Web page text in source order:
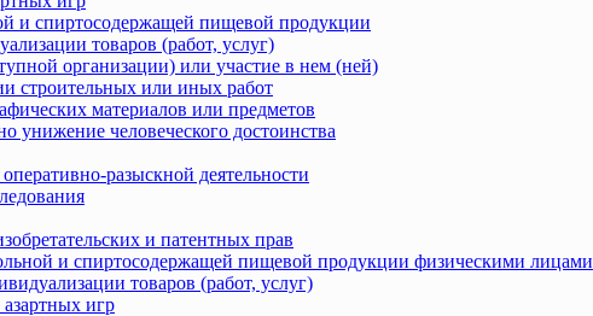
и спиртосодержащей пищевой продукции
товаров (работ, услуг)
организации) или участие в нем (ней)
строительных или иных работ
материалов или предметов
человеческого достоинства
разыскной деятельности
и патентных прав
и спиртосодержащей пищевой продукции физическими лицами
товаров (работ, услуг)
игр